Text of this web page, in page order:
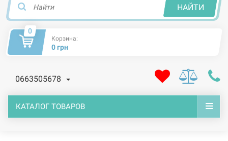
НАЙТИ
0
Корзина:
0 грн
0663505678
КАТАЛОГ ТОВАРОВ